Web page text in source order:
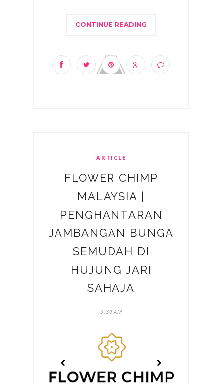
CONTINUE READING
ARTICLE
FLOWER CHIMP
MALAYSIA |
PENGHANTARAN
JAMBANGAN BUNGA
SEMUDAH DI
HUJUNG JARI
SAHAJA
9:30 AM